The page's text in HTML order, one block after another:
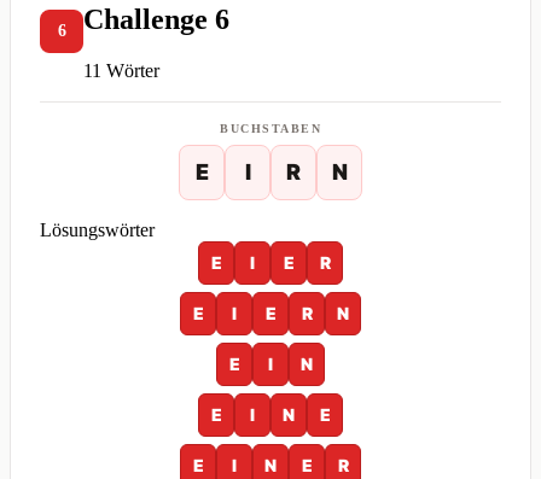
6 Challenge 6
11 Wörter
BUCHSTABEN
E I R N
Lösungswörter
E
I E R
E I E R N
E I N
E I N E
E I N E R